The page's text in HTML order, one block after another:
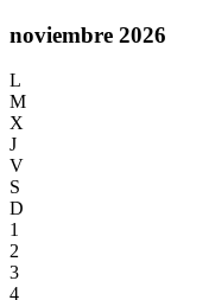
noviembre 2026
L
M
X
J
V
S
D
1
2
3
4